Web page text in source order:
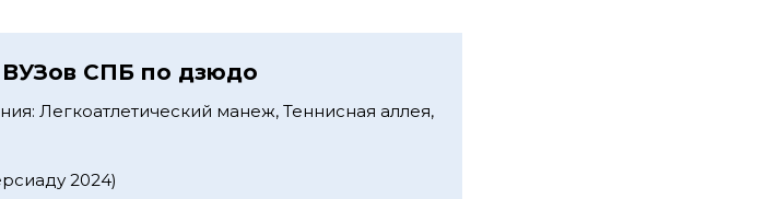
СПБ по дзюдо
Легкоатлетический манеж, Теннисная аллея,
2024)